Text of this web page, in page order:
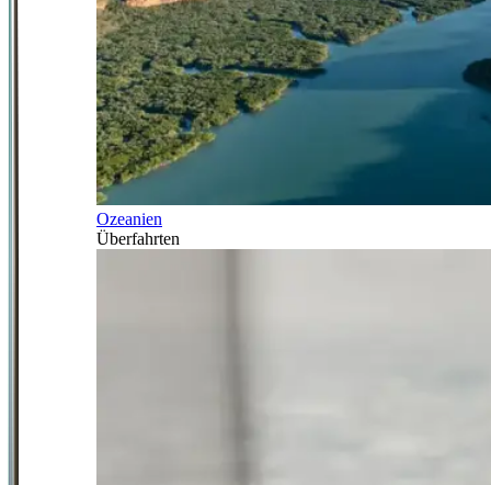
Ozeanien
Überfahrten